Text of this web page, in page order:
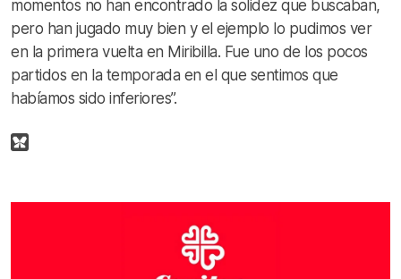
momentos no han encontrado la solidez que buscaban,
pero han jugado muy bien y el ejemplo lo pudimos ver
en la primera vuelta en Miribilla. Fue uno de los pocos
partidos en la temporada en el que sentimos que
habíamos sido inferiores”.